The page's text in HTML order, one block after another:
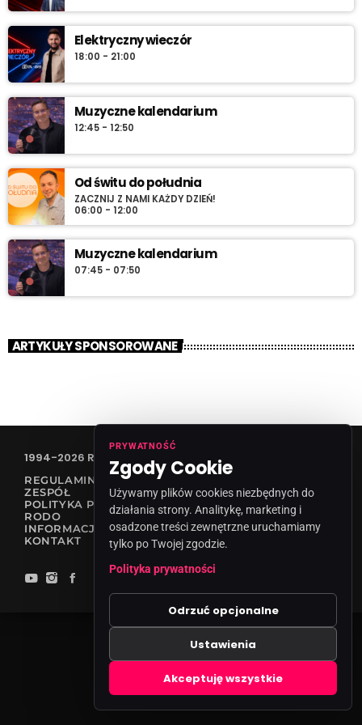
najlepszą muzykę, która towarzyszy od pierwszych chwil dnia aż
Elektryczny wieczór
18:00 - 21:00
Muzyczne kalendarium
12:45 - 12:50
Od świtu do południa
ZACZNIJ Z NAMI KAŻDY DZIEŃ!
06:00 - 12:00
Muzyczne kalendarium
07:45 - 07:50
ARTYKUŁY SPONSOROWANE
1994-2026 RADIO VANESSA SPÓŁKA Z O.O
REGULAMIN KONKURSÓW
ZESPÓŁ
POLITYKA PRYWATNOŚCI
RODO
INFORMACJA O NADAWCY
KONTAKT
PRYWATNOŚĆ
Zgody Cookie
Używamy plików cookies niezbędnych do
działania strony. Analitykę, marketing i
osadzone treści zewnętrzne uruchamiamy
tylko po Twojej zgodzie.
Polityka prywatności
Odrzuć opcjonalne
Ustawienia
Akceptuję wszystkie
Zgody cookies